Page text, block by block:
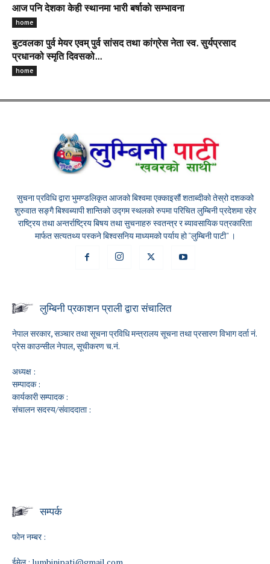
आज पनि देशका केही स्थानमा भारी बर्षाकाे सम्भावना
home
बुटवलका पुर्व मेयर एवम् पुर्व सांसद तथा कांग्रेस नेता स्व. सुर्यप्रसाद
प्रधानको स्मृति दिवसको...
home
सुचना प्रविधि द्वारा भुमण्डलिकृत आजको बिश्वमा एक्काइसौं शताब्दीको तेस्रो दशकको
शुरुवात सङ्गै बिश्वब्यापी शान्तिको उद्गम स्थलको रुपमा परिचित लुम्बिनी प्रदेशमा रहेर
राष्ट्रिय तथा अन्तर्राष्ट्रिय बिषय तथा सुचनाहरु स्वतन्त्र र ब्यावसायिक पत्रकारिता
मार्फत सत्यतथ्य पस्कने बिश्वसनिय माध्यमको पर्याय हो "लुम्बिनी पाटी" ।
लुम्बिनी प्रकाशन प्राली द्वारा संचालित
नेपाल सरकार, सञ्चार तथा सूचना प्रविधि मन्त्रालय सूचना तथा प्रसारण विभाग दर्ता नं.
प्रेस काउन्सील नेपाल, सूचीकरण च.नं.
अध्यक्ष :
सम्पादक :
कार्यकारी सम्पादक :
संचालन सदस्य/संवाददाता :
सम्पर्क
फोन नम्बर :